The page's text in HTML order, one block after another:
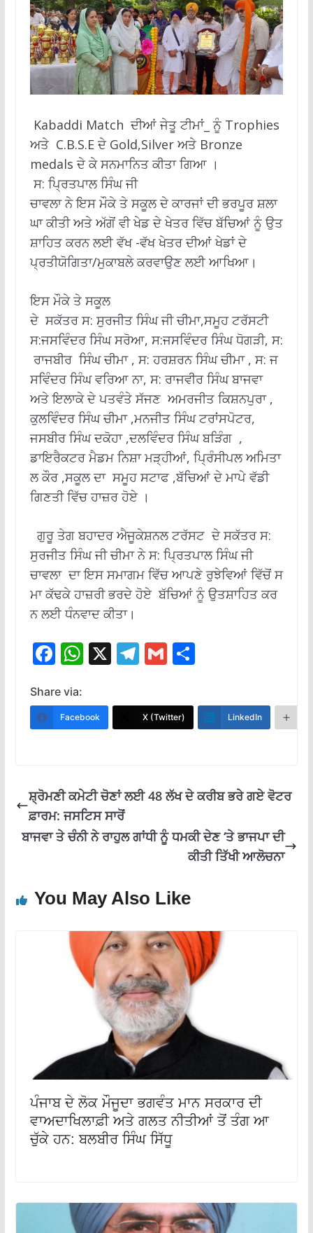
Kabaddi Match ਦੀਆਂ ਜੇਤੂ ਟੀਮਾਂ_ ਨੂੰ Trophies
ਅਤੇ C.B.S.E ਦੇ Gold,Silver ਅਤੇ Bronze
medals ਦੇ ਕੇ ਸਨਮਾਨਿਤ ਕੀਤਾ ਗਿਆ ।
ਸ: ਪ੍ਰਿਤਪਾਲ ਸਿੰਘ ਜੀ
ਚਾਵਲਾ ਨੇ ਇਸ ਮੌਕੇ ਤੇ ਸਕੂਲ ਦੇ ਕਾਰਜਾਂ ਦੀ ਭਰਪੂਰ ਸ਼ਲਾ
ਘਾ ਕੀਤੀ ਅਤੇ ਅੱਗੋਂ ਵੀ ਖੇਡ ਦੇ ਖੇਤਰ ਵਿੱਚ ਬੱਚਿਆਂ ਨੂੰ ਉਤ
ਸ਼ਾਹਿਤ ਕਰਨ ਲਈ ਵੱਖ -ਵੱਖ ਖੇਤਰ ਦੀਆਂ ਖੇਡਾਂ ਦੇ
ਪ੍ਰਤੀਯੋਗਿਤਾ/ਮੁਕਾਬਲੇ ਕਰਵਾਉਣ ਲਈ ਆਖਿਆ।
ਇਸ ਮੌਕੇ ਤੇ ਸਕੂਲ
ਦੇ ਸਕੱਤਰ ਸ: ਸੁਰਜੀਤ ਸਿੰਘ ਜੀ ਚੀਮਾ,ਸਮੂਹ ਟਰੱਸਟੀ
ਸ:ਜਸਵਿੰਦਰ ਸਿੰਘ ਸਰੋਆ, ਸ:ਜਸਵਿੰਦਰ ਸਿੰਘ ਧੋਗੜੀ, ਸ:
ਰਾਜਬੀਰ ਸਿੰਘ ਚੀਮਾ , ਸ: ਹਰਸ਼ਰਨ ਸਿੰਘ ਚੀਮਾ , ਸ: ਜ
ਸਵਿੰਦਰ ਸਿੰਘ ਵਰਿਆ ਨਾ, ਸ: ਰਾਜਵੀਰ ਸਿੰਘ ਬਾਜਵਾ
ਅਤੇ ਇਲਾਕੇ ਦੇ ਪਤਵੰਤੇ ਸੱਜਣ ਅਮਰਜੀਤ ਕਿਸ਼ਨਪੁਰਾ ,
ਕੁਲਵਿੰਦਰ ਸਿੰਘ ਚੀਮਾ ,ਮਨਜੀਤ ਸਿੰਘ ਟਰਾਂਸਪੋਟਰ,
ਜਸਬੀਰ ਸਿੰਘ ਦਕੋਹਾ ,ਦਲਵਿੰਦਰ ਸਿੰਘ ਬੜਿੰਗ ,
ਡਾਇਰੈਕਟਰ ਮੈਡਮ ਨਿਸ਼ਾ ਮੜ੍ਹੀਆਂ, ਪ੍ਰਿੰਸੀਪਲ ਅਮਿਤਾ
ਲ ਕੌਰ ,ਸਕੂਲ ਦਾ ਸਮੂਹ ਸਟਾਫ ,ਬੱਚਿਆਂ ਦੇ ਮਾਪੇ ਵੱਡੀ
ਗਿਣਤੀ ਵਿੱਚ ਹਾਜ਼ਰ ਹੋਏ ।
ਗੁਰੂ ਤੇਗ ਬਹਾਦਰ ਐਜੂਕੇਸ਼ਨਲ ਟਰੱਸਟ ਦੇ ਸਕੱਤਰ ਸ:
ਸੁਰਜੀਤ ਸਿੰਘ ਜੀ ਚੀਮਾ ਨੇ ਸ: ਪ੍ਰਿਤਪਾਲ ਸਿੰਘ ਜੀ
ਚਾਵਲਾ ਦਾ ਇਸ ਸਮਾਗਮ ਵਿੱਚ ਆਪਣੇ ਰੁਝੇਵਿਆਂ ਵਿੱਚੋਂ ਸ
ਮਾ ਕੱਢਕੇ ਹਾਜ਼ਰੀ ਭਰਦੇ ਹੋਏ ਬੱਚਿਆਂ ਨੂੰ ਉਤਸ਼ਾਹਿਤ ਕਰ
ਨ ਲਈ ਧੰਨਵਾਦ ਕੀਤਾ।
F
e
b
k
W
at
s
p
X T
e
gr
G
ai
l
S
ar
e
Share via:
Facebook X (Twitter) LinkedIn
ਸ਼੍ਰੋਮਣੀ ਕਮੇਟੀ ਚੋਣਾਂ ਲਈ 48 ਲੱਖ ਦੇ ਕਰੀਬ ਭਰੇ ਗਏ ਵੋਟਰ
ਫ਼ਾਰਮ: ਜਸਟਿਸ ਸਾਰੋਂ
ਬਾਜਵਾ ਤੇ ਚੰਨੀ ਨੇ ਰਾਹੁਲ ਗਾਂਧੀ ਨੂੰ ਧਮਕੀ ਦੇਣ ‘ਤੇ ਭਾਜਪਾ ਦੀ
ਕੀਤੀ ਤਿੱਖੀ ਆਲੋਚਨਾ
You May Also Like
ਪੰਜਾਬ ਦੇ ਲੋਕ ਮੌਜੂਦਾ ਭਗਵੰਤ ਮਾਨ ਸਰਕਾਰ ਦੀ
ਵਾਅਦਾਖਿਲਾਫ਼ੀ ਅਤੇ ਗਲਤ ਨੀਤੀਆਂ ਤੋਂ ਤੰਗ ਆ
ਚੁੱਕੇ ਹਨ: ਬਲਬੀਰ ਸਿੰਘ ਸਿੱਧੂ